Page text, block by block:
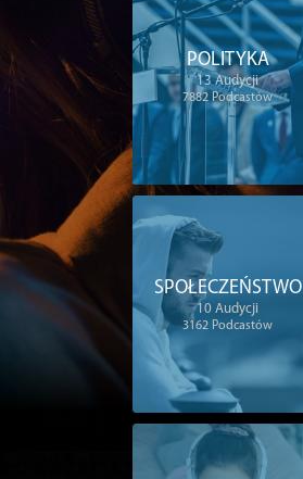
POLITYKA
13 Audycji
7882 Podcastów
SPOŁECZEŃSTWO
10 Audycji
3162 Podcastów